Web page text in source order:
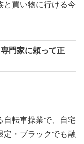
と買い物に行ける今
門家に頼って正
自転車操業で、自宅
定・ブラックでも融